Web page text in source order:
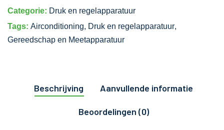
Categorie: Druk en regelapparatuur
Tags: Airconditioning, Druk en regelapparatuur,
Gereedschap en Meetapparatuur
Beschrijving Aanvullende informatie
Beoordelingen (0)